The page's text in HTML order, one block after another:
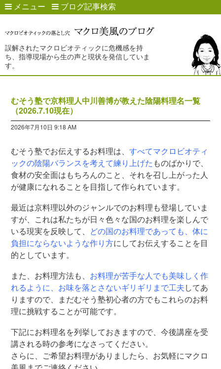
メニュー ブログ記事検索
誤解されたマクロビオティックに危機感を持
ち、指導現場から生の声と現状を発信していま
す。
むそう塾で京料理人中川善博が教えた陰陽料理名一覧
（2026.7.10現在）
2026年7月10日 9:18 AM
むそう塾でお伝えするお料理は、すべてマクロビオティ
ックの陰陽バランスを考えて練り上げた ものばかりで、
食材の安全面はもちろんのこと、それを召し上がった人
が健康になれることを目指して作られています。
最近は京料理以外のジャンルでのお料理も登場していま
すが、これは私たちが日々色々な国のお料理を楽しんで
いる現実を反映して、 どの国のお料理であっても、体に
負担にならないような作り方にしてお伝えすることを目
的としています。
また、お料理方法も、 お料理が苦手な人でも美味しく作
れるように、お味を落とさないギリギリまで工夫 してあ
りますので、まだむそう塾初心者の方でもこれらのお料
理に挑戦することが可能です。
下記にお料理名を列挙しておきますので、今後講座を受
講される時の参考になさってください。
さらに、ご希望お料理がありましたら、お気軽にマクロ